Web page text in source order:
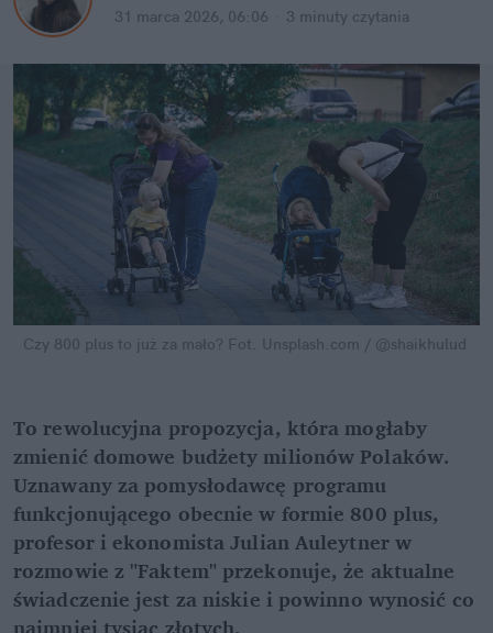
31 marca 2026, 06:06 3 minuty czytania
Czy 800 plus to już za mało? Fot. Unsplash.com / @shaikhulud
To rewolucyjna propozycja, która mogłaby
zmienić domowe budżety milionów Polaków.
Uznawany za pomysłodawcę programu
funkcjonującego obecnie w formie 800 plus,
profesor i ekonomista Julian Auleytner w
rozmowie z "Faktem" przekonuje, że aktualne
świadczenie jest za niskie i powinno wynosić co